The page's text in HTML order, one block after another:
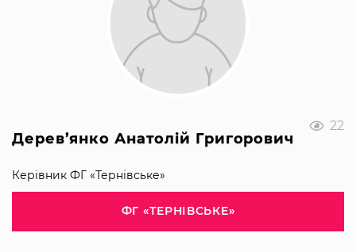
22
Дерев’янко Анатолій Григорович
Керівник ФГ «Тернівське»
ФГ «ТЕРНІВСЬКЕ»